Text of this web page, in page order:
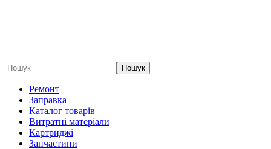
Пошук
Ремонт
Заправка
Каталог товарів
Витратні матеріали
Картриджі
Запчастини